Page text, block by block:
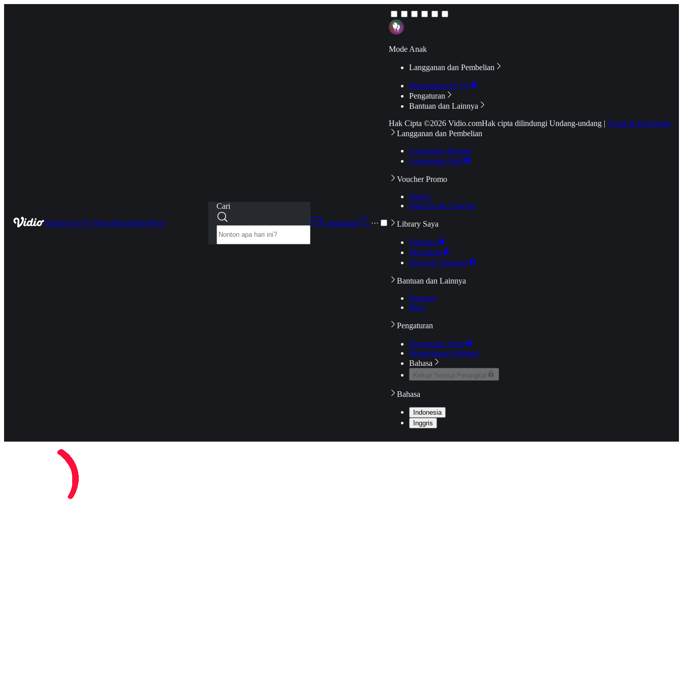
HomeLiveTV ShowSportsKidsNews
Cari
Langganan
···
Mode Anak
Langganan dan Pembelian
Hubungkan ke TV
Pengaturan
Bantuan dan Lainnya
Hak Cipta ©2026 Vidio.comHak cipta dilindungi Undang-undang | Syarat & Ketentuan
Langganan dan Pembelian
Langganan Premier
Langganan Aktif
Voucher Promo
Promo
Pakai Kode Voucher
Library Saya
Daftarku
Mengikuti
Riwayat Tontonan
Bantuan dan Lainnya
Bantuan
Blog
Pengaturan
Pengaturan Akun
Pemeriksaan Jaringan
Bahasa
Keluar Semua Perangkat
Bahasa
Indonesia
Inggris